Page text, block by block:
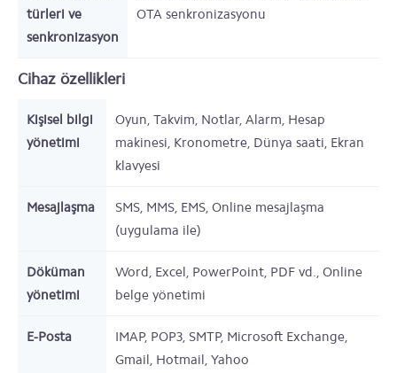
türleri ve
senkronizasyon
OTA senkronizasyonu
Cihaz özellikleri
Kişisel bilgi
yönetimi
Oyun, Takvim, Notlar, Alarm, Hesap
makinesi, Kronometre, Dünya saati, Ekran
klavyesi
Mesajlaşma
SMS, MMS, EMS, Online mesajlaşma
(uygulama ile)
Döküman
yönetimi
Word, Excel, PowerPoint, PDF vd., Online
belge yönetimi
E-Posta
IMAP, POP3, SMTP, Microsoft Exchange,
Gmail, Hotmail, Yahoo